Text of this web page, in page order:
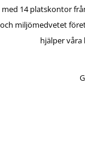
med 14 platskontor
och miljömedvetet
hjälper